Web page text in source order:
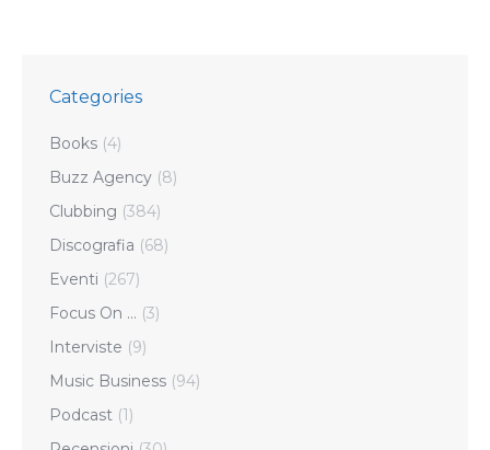
Categories
Books (4)
Buzz Agency (8)
Clubbing (384)
Discografia (68)
Eventi (267)
Focus On … (3)
Interviste (9)
Music Business (94)
Podcast (1)